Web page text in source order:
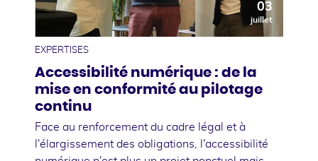
03
juillet
EXPERTISES
Accessibilité numérique : de la
mise en conformité au pilotage
continu
Face au renforcement du cadre légal et à
l'élargissement des obligations, l'accessibilité